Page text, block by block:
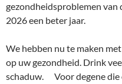
gezondheidsproblemen
2026 een beter jaar.
We hebben nu te maken
op uw gezondheid. Drink
schaduw. Voor degene die